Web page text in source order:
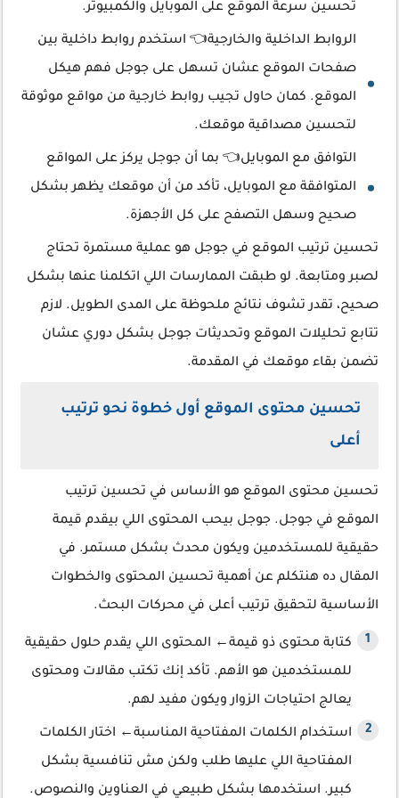
تحسين سرعة الموقع على الموبايل والكمبيوتر.
الروابط الداخلية والخارجية👈 استخدم روابط داخلية بين
صفحات الموقع عشان تسهل على جوجل فهم هيكل
الموقع. كمان حاول تجيب روابط خارجية من مواقع موثوقة
لتحسين مصداقية موقعك.
التوافق مع الموبايل👈 بما أن جوجل يركز على المواقع
المتوافقة مع الموبايل، تأكد من أن موقعك يظهر بشكل
صحيح وسهل التصفح على كل الأجهزة.
تحسين ترتيب الموقع في جوجل هو عملية مستمرة تحتاج
لصبر ومتابعة. لو طبقت الممارسات اللي اتكلمنا عنها بشكل
صحيح، تقدر تشوف نتائج ملحوظة على المدى الطويل. لازم
تتابع تحليلات الموقع وتحديثات جوجل بشكل دوري عشان
تضمن بقاء موقعك في المقدمة.
تحسين محتوى الموقع أول خطوة نحو ترتيب
أعلى
تحسين محتوى الموقع هو الأساس في تحسين ترتيب
الموقع في جوجل. جوجل بيحب المحتوى اللي بيقدم قيمة
حقيقية للمستخدمين ويكون محدث بشكل مستمر. في
المقال ده هنتكلم عن أهمية تحسين المحتوى والخطوات
الأساسية لتحقيق ترتيب أعلى في محركات البحث.
كتابة محتوى ذو قيمة← المحتوى اللي يقدم حلول حقيقية
للمستخدمين هو الأهم. تأكد إنك تكتب مقالات ومحتوى
يعالج احتياجات الزوار ويكون مفيد لهم.
استخدام الكلمات المفتاحية المناسبة← اختار الكلمات
المفتاحية اللي عليها طلب ولكن مش تنافسية بشكل
كبير. استخدمها بشكل طبيعي في العناوين والنصوص.